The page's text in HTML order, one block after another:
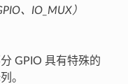
、IO_MUX）
GPIO 具有特殊的
。